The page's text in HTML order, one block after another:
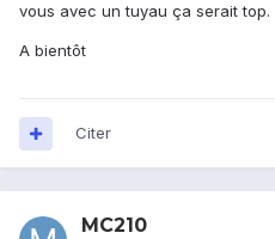
vous avec un tuyau ça serait top.
A bientôt
Citer
MC210